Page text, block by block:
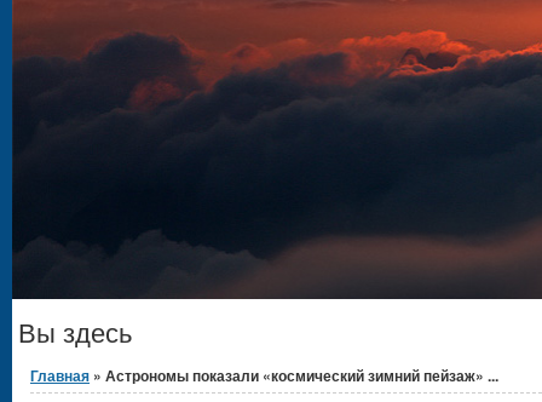
Вы здесь
Главная » Астрономы показали «космический зимний пейзаж» ...